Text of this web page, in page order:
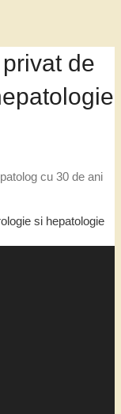
de
cu 30 de ani